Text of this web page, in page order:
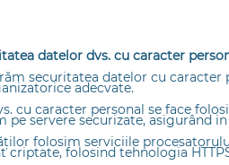
datelor dvs. cu caracter
securitatea datelor cu
adecvate.
cu caracter personal se face
pe servere securizate, asigurând
folosim serviciile
folosind tehnologia